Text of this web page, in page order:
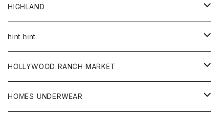
アウター
ジャケット
トップス
シャツ
カーディガン
ボトム
グッズ
HIGHLAND
帽子
hint hint
ストール
HOLLYWOOD RANCH MARKET
アウター
HOMES UNDERWEAR